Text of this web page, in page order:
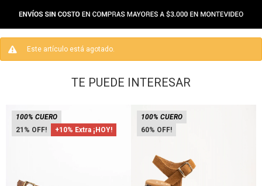
Este artículo está agotado.
TE PUEDE INTERESAR
21 +10% Extra ¡HOY!
100% CUERO
60
100% CUERO